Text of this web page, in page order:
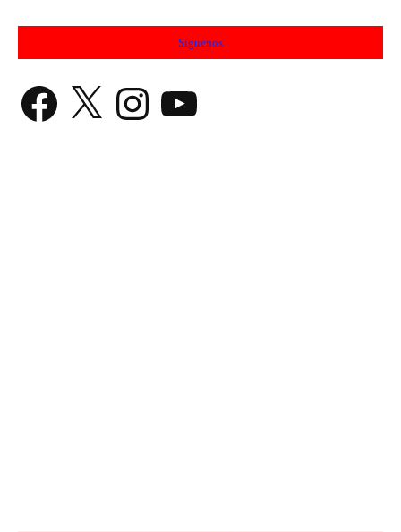
Síguenos
Facebook X Instagram